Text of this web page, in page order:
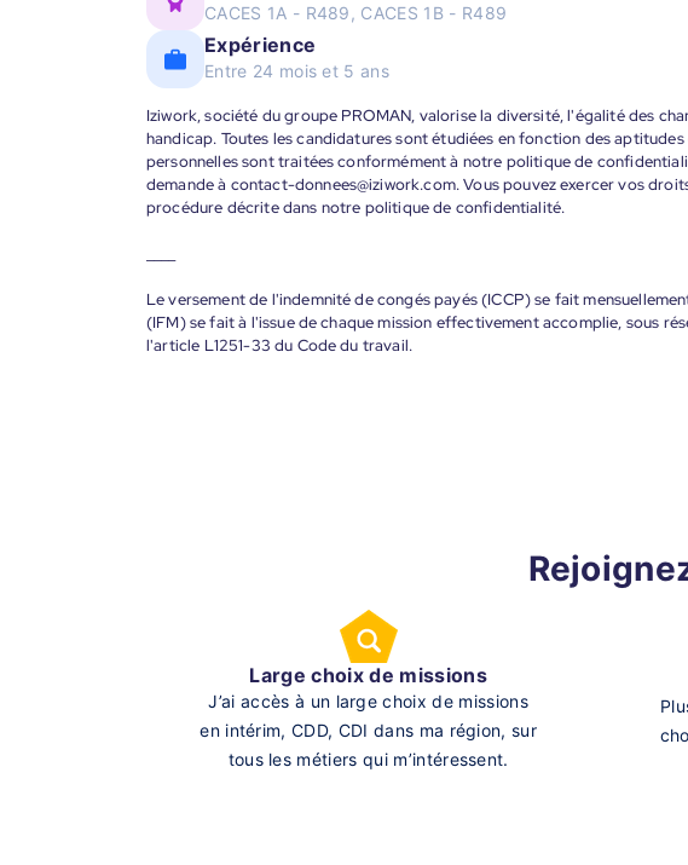
CACES 1A - R489, CACES 1B - R489
Expérience
Entre 24 mois et 5 ans
Iziwork, société du groupe PROMAN, valorise la diversité, l'égalité des
handicap. Toutes les candidatures sont étudiées en fonction des
personnelles sont traitées conformément à notre politique de
demande à contact-donnees@iziwork.com. Vous pouvez exercer vos
procédure décrite dans notre politique de confidentialité.
Le versement de l'indemnité de congés payés (ICCP) se fait
(IFM) se fait à l'issue de chaque mission effectivement accomplie, sous
l'article L1251-33 du Code du travail.
Large choix de missions
J’ai accès à un large choix de missions
en intérim, CDD, CDI dans ma région, sur
tous les métiers qui m’intéressent.